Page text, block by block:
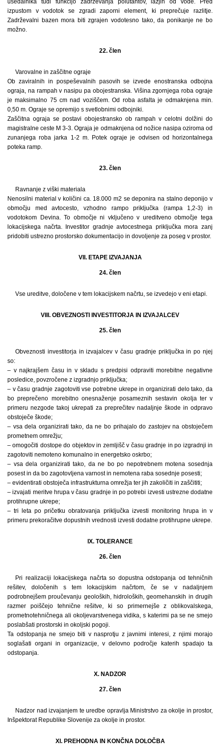
izpustom v vodotok se zgradi zaporni element, ki preprečuje razlitje.
Zadrževalni bazen mora biti zgrajen vodotesno tako, da ponikanje ne bo
možno.
22. člen
Varovalne in zaščitne ograje
Ob zaviralnih in pospeševalnih pasovih se izvede enostranska odbojna
ograja, na rampah v nasipu pa obojestranska. Višina zgornjega roba ograje
je maksimalno 75 cm nad voziščem. Od roba asfalta je odmaknjena min.
0,50 m. Ograje se opremijo s svetlobnimi odbojniki.
Zaščitna ograja se postavi obojestransko ob rampah v celotni dolžini do
magistralne ceste M 3-3. Ograja je odmaknjena od nožice nasipa oziroma od
zunanjega roba jarka 1-2 m. Potek ograje je odvisen od horizontalnega
poteka ramp.
23. člen
Ravnanje z viški materiala
Nenosilni material v količini ca. 18.000 m2 se deponira na stalno deponijo v
območju med avtocesto, vzhodno rampo priključka (rampa 1,2-3) in
vodotokom Devina. To območje ni vključeno v ureditveno območje tega
lokacijskega načrta. Investitor gradnje avtocestnega priključka mora zanj
pridobiti ustrezno prostorsko dokumentacijo in dovoljenje za poseg v prostor.
VII. ETAPE IZVAJANJA
24. člen
Vse ureditve, določene v tem lokacijskem načrtu, se izvedejo v eni etapi.
VIII. OBVEZNOSTI INVESTITORJA IN IZVAJALCEV
25. člen
Obveznosti investitorja in izvajalcev v času gradnje priključka in po njej
so:
– v najkrajšem času in v skladu s predpisi odpraviti morebitne negativne
posledice, povzročene z izgradnjo priključka;
– v času gradnje zagotoviti vse potrebne ukrepe in organizirati delo tako, da
bo preprečeno morebitno onesnaženje posameznih sestavin okolja ter v
primeru nezgode takoj ukrepati za preprečitev nadaljnje škode in odpravo
obstoječe škode;
– vsa dela organizirati tako, da ne bo prihajalo do zastojev na obstoječem
prometnem omrežju;
– omogočiti dostope do objektov in zemljišč v času gradnje in po izgradnji in
zagotoviti nemoteno komunalno in energetsko oskrbo;
– vsa dela organizirati tako, da ne bo po nepotrebnem motena sosednja
posest in da bo zagotovljena varnost in nemotena raba sosednje posesti;
– evidentirati obstoječa infrastrukturna omrežja ter jih zakoličiti in zaščititi;
– izvajati meritve hrupa v času gradnje in po potrebi izvesti ustrezne dodatne
protihrupne ukrepe;
– tri leta po pričetku obratovanja priključka izvesti monitoring hrupa in v
primeru prekoračitve dopustnih vrednosti izvesti dodatne protihrupne ukrepe.
IX. TOLERANCE
26. člen
Pri realizaciji lokacijskega načrta so dopustna odstopanja od tehničnih
rešitev, določenih s tem lokacijskim načrtom, če se v nadaljnjem
podrobnejšem proučevanju geoloških, hidroloških, geomehanskih in drugih
razmer poiščejo tehnične rešitve, ki so primernejše z oblikovalskega,
prometnotehničnega ali okoljevarstvenega vidika, s katerimi pa se ne smejo
poslabšati prostorski in okoljski pogoji.
Ta odstopanja ne smejo biti v nasprotju z javnimi interesi, z njimi morajo
soglašati organi in organizacije, v delovno področje katerih spadajo ta
odstopanja.
X. NADZOR
27. člen
Nadzor nad izvajanjem te uredbe opravlja Ministrstvo za okolje in prostor,
Inšpektorat Republike Slovenije za okolje in prostor.
XI. PREHODNA IN KONČNA DOLOČBA